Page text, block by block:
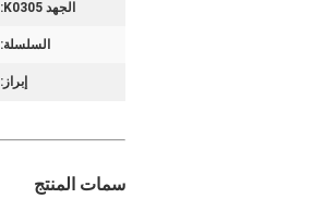
الجهد K0305:
السلسلة:
إبراز:
سمات المنتج